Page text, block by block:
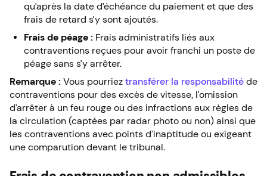
qu’après la date d’échéance du paiement et que des
frais de retard s’y sont ajoutés.
Frais de péage : Frais administratifs liés aux
contraventions reçues pour avoir franchi un poste de
péage sans s’y arrêter.
Remarque : Vous pourriez transférer la responsabilité de
contraventions pour des excès de vitesse, l’omission
d’arrêter à un feu rouge ou des infractions aux règles de
la circulation (captées par radar photo ou non) ainsi que
les contraventions avec points d’inaptitude ou exigeant
une comparution devant le tribunal.